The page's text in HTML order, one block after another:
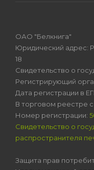
ОАО "Белкнига"
Юридический адрес:
18
Свидетельство о
Регистрирующий
Дата регистрации в
В торговом реестре с
Номер регистрации:
Свидетельство о
распространителя
Защита прав